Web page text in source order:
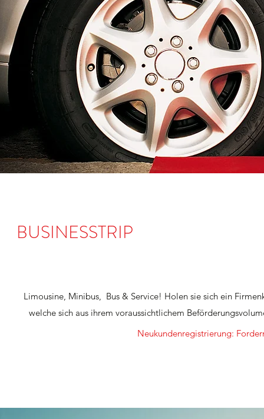
BUSINESSTRIP
Limousine, Minibus, Bus & Service! Holen sie sich ein
welche sich aus ihrem voraussichtlichem
Neukundenregistrierung: